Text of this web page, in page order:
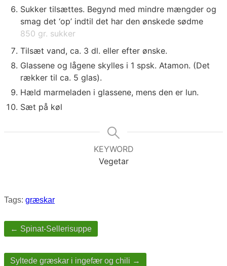
Sukker tilsættes. Begynd med mindre mængder og
smag det ‘op’ indtil det har den ønskede sødme
850 gr. sukker
Tilsæt vand, ca. 3 dl. eller efter ønske.
Glassene og lågene skylles i 1 spsk. Atamon. (Det
rækker til ca. 5 glas).
Hæld marmeladen i glassene, mens den er lun.
Sæt på køl
KEYWORD
Vegetar
Tags: græskar
navigation
← Spinat-Sellerisuppe
Syltede græskar i ingefær og chili →